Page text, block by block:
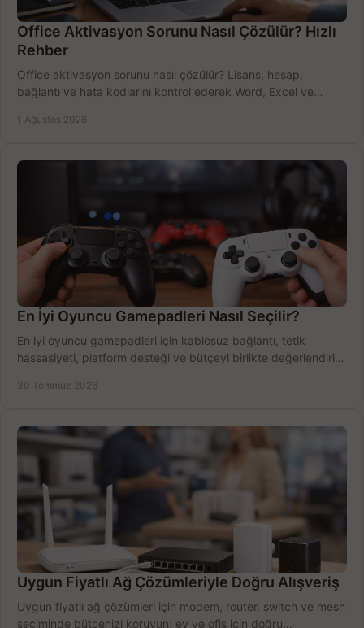
Office Aktivasyon Sorunu Nasıl Çözülür? Hızlı
Rehber
Office aktivasyon sorunu nasıl çözülür? Lisans, hesap,
bağlantı ve hata kodlarını kontrol ederek Word, Excel ve
1 Ağustos 2026
En İyi Oyuncu Gamepadleri Nasıl Seçilir?
En iyi oyuncu gamepadleri için kablosuz bağlantı, tetik
hassasiyeti, platform desteği ve bütçeyi birlikte değerlendirin;
30 Temmuz 2026
Uygun Fiyatlı Ağ Çözümleriyle Doğru Alışveriş
Uygun fiyatlı ağ çözümleri için modem, router, switch ve mesh
seçiminde bütçenizi koruyun; ev ve ofis için doğru